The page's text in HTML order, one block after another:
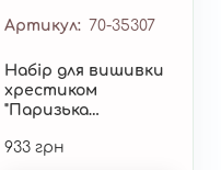
Артикул 70-35307
Набір для вишивки
хрестиком
"Паризька
Hydrangea" 70-35307
933 грн